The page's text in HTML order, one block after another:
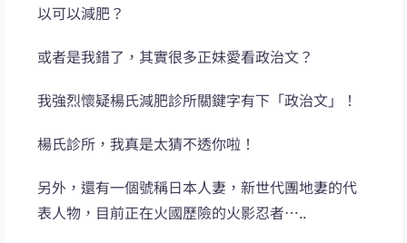
以可以減肥？
或者是我錯了，其實很多正妹愛看政治文？
我強烈懷疑楊氏減肥診所關鍵字有下「政治文」！
楊氏診所，我真是太猜不透你啦！
另外，還有一個號稱日本人妻，新世代團地妻的代
表人物，目前正在火國歷險的火影忍者…..